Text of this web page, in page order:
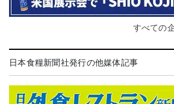
すべての
日本食糧新聞社発行の他媒体記事